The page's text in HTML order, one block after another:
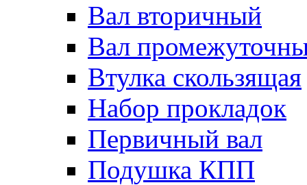
Вал вторичный
Вал
Втулка скользящая
Набор прокладок
Первичный вал
Подушка КПП